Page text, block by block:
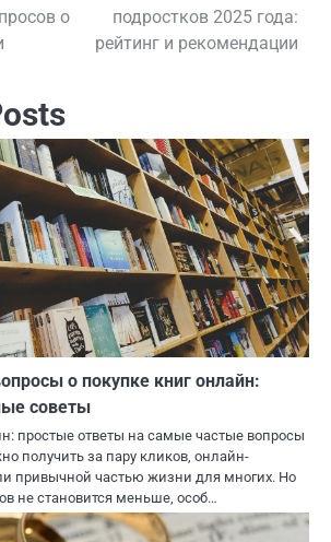
о
подростков 2025 года:
рейтинг и рекомендации
о покупке книг онлайн:
советы
простые ответы на самые частые вопросы
получить за пару кликов, онлайн-
привычной частью жизни для многих. Но
не становится меньше, особ…